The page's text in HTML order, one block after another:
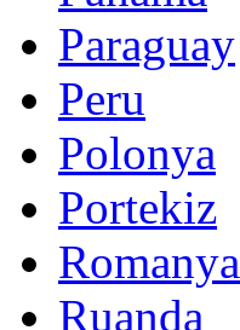
Paraguay
Peru
Polonya
Portekiz
Romanya
Ruanda